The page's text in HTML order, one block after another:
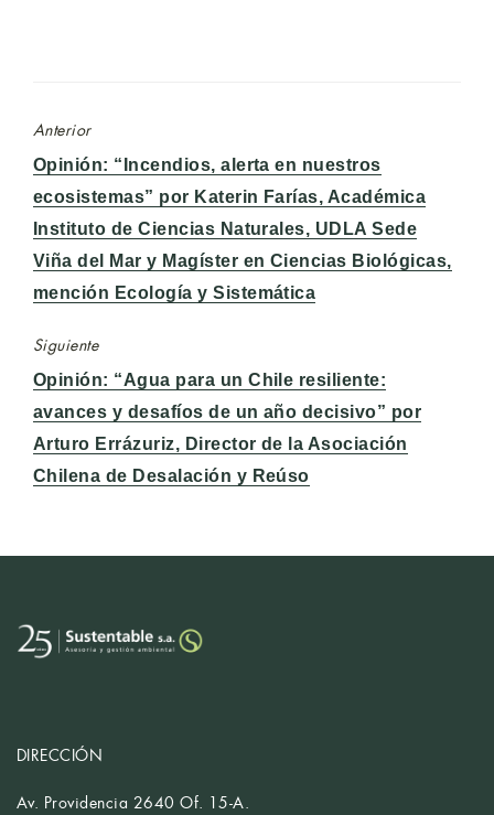
Anterior
Entrada
anterior:
Opinión: “Incendios, alerta en nuestros
ecosistemas” por Katerin Farías, Académica
Instituto de Ciencias Naturales, UDLA Sede
Viña del Mar y Magíster en Ciencias Biológicas,
mención Ecología y Sistemática
Siguiente
Entrada
siguiente:
Opinión: “Agua para un Chile resiliente:
avances y desafíos de un año decisivo” por
Arturo Errázuriz, Director de la Asociación
Chilena de Desalación y Reúso
DIRECCIÓN
Av. Providencia 2640 Of. 15-A.